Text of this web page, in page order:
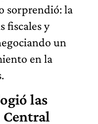
sorprendió: la
fiscales y
un
en la
las
Central